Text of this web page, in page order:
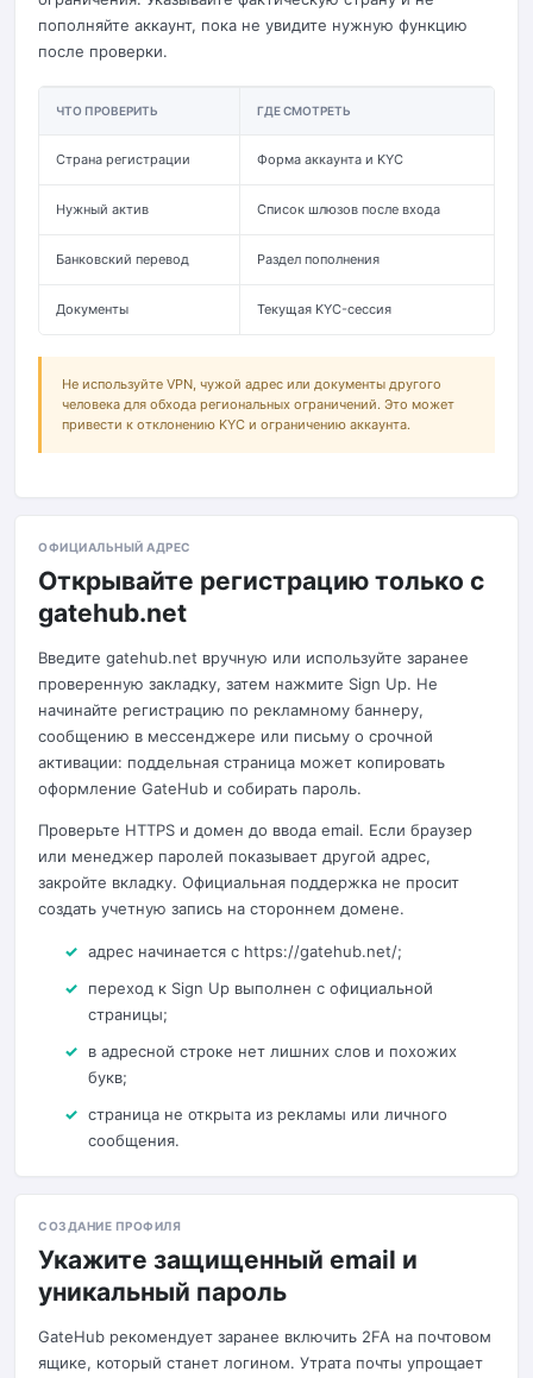
пополняйте аккаунт, пока не увидите нужную функцию
после проверки.
ЧТО ПРОВЕРИТЬ ГДЕ СМОТРЕТЬ
Страна регистрации Форма аккаунта и KYC
Нужный актив Список шлюзов после входа
Банковский перевод Раздел пополнения
Документы Текущая KYC-сессия
Не используйте VPN, чужой адрес или документы другого
человека для обхода региональных ограничений. Это может
привести к отклонению KYC и ограничению аккаунта.
ОФИЦИАЛЬНЫЙ АДРЕС
Открывайте регистрацию только с
gatehub.net
Введите gatehub.net вручную или используйте заранее
проверенную закладку, затем нажмите Sign Up. Не
начинайте регистрацию по рекламному баннеру,
сообщению в мессенджере или письму о срочной
активации: поддельная страница может копировать
оформление GateHub и собирать пароль.
Проверьте HTTPS и домен до ввода email. Если браузер
или менеджер паролей показывает другой адрес,
закройте вкладку. Официальная поддержка не просит
создать учетную запись на стороннем домене.
адрес начинается с https://gatehub.net/;
переход к Sign Up выполнен с официальной
страницы;
в адресной строке нет лишних слов и похожих
букв;
страница не открыта из рекламы или личного
сообщения.
СОЗДАНИЕ ПРОФИЛЯ
Укажите защищенный email и
уникальный пароль
GateHub рекомендует заранее включить 2FA на почтовом
ящике, который станет логином. Утрата почты упрощает